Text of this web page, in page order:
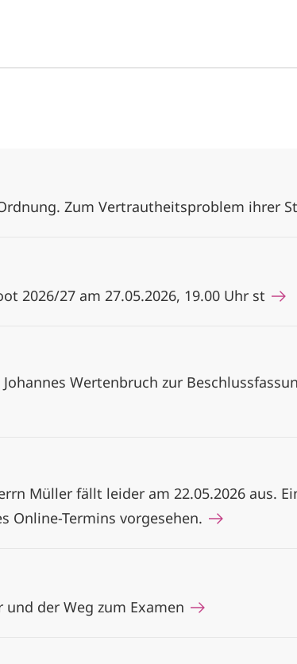
Zum Vertrautheitsproblem ihrer
2026/27 am 27.05.2026, 19.00 Uhr st
Wertenbruch zur
Müller fällt leider am 22.05.2026 aus.
Online-Termins vorgesehen.
der Weg zum Examen